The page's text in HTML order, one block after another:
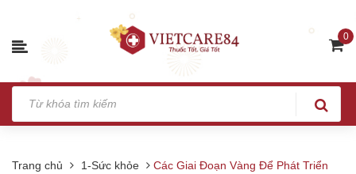
0
Trang chủ 1-Sức khỏe
Các Giai Đoạn Vàng Để Phát Triển